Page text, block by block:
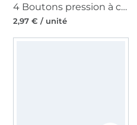
4 Boutons pression à coudre 25 mm, blanc
2,97 € / unité